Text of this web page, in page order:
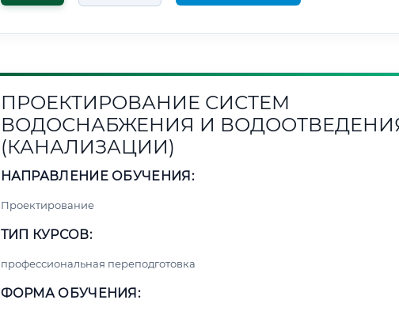
ПРОЕКТИРОВАНИЕ СИСТЕМ
ВОДОСНАБЖЕНИЯ И
(КАНАЛИЗАЦИИ)
НАПРАВЛЕНИЕ ОБУЧЕНИЯ:
Проектирование
ТИП КУРСОВ:
профессиональная переподготовка
ФОРМА ОБУЧЕНИЯ: